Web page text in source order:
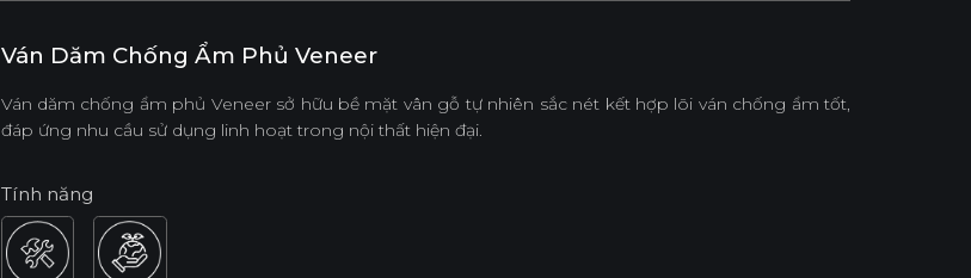
Ván Dăm Chống Ẩm Phủ Veneer
Ván dăm chống ẩm phủ Veneer sở hữu bề mặt vân gỗ tự nhiên sắc nét kết hợp lõi ván chống ẩm tốt,
đáp ứng nhu cầu sử dụng linh hoạt trong nội thất hiện đại.
Tính năng